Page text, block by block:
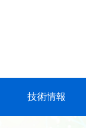
技術情報